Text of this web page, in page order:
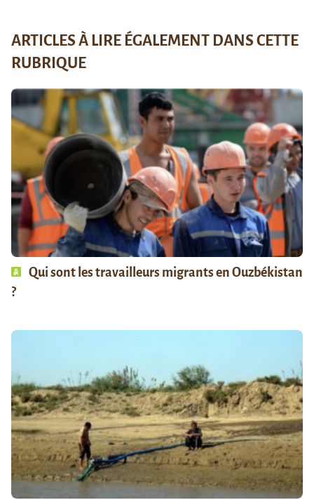
ARTICLES À LIRE ÉGALEMENT DANS CETTE
RUBRIQUE
Qui sont les travailleurs migrants en Ouzbékistan
?